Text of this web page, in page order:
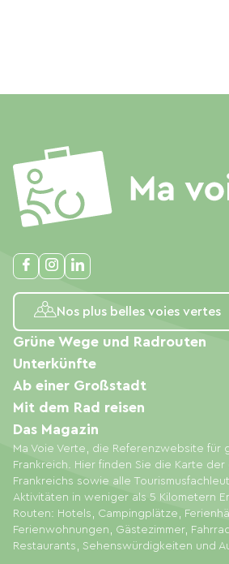
Nos plus belles voies vertes
Ma Voie Verte, die Referenzwebsite für
Frankreich. Hier finden Sie die Karte
Frankreichs sowie alle
Aktivitäten in weniger als 5 Kilometern
Routen: Hotels, Campingplätze,
Ferienwohnungen, Gästezimmer,
Restaurants, Sehenswürdigkeiten und
Grüne Wege und Radrouten
Unterkünfte
Ab einer Großstadt
Mit dem Rad reisen
Das Magazin